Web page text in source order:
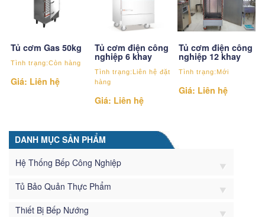
Tủ cơm Gas 50kg
Tình trạng:Còn hàng
Giá: Liên hệ
Tủ cơm điện công
nghiệp 6 khay
Tình trạng:Liên hệ đặt
hàng
Giá: Liên hệ
Tủ cơm điện công
nghiệp 12 khay
Tình trạng:Mới
Giá: Liên hệ
DANH MỤC SẢN PHẨM
Hệ Thống Bếp Công Nghiệp
Tủ Bảo Quản Thực Phẩm
Thiết Bị Bếp Nướng